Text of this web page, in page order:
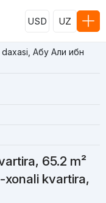
USD UZ
daxasi, Абу Али ибн
65.2 m²
kvartira,